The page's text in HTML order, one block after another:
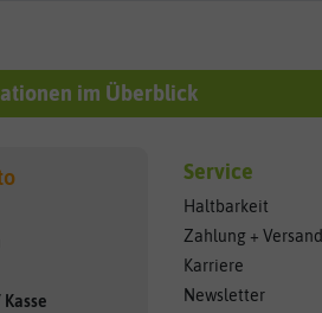
im Überblick
Kasse
Service
Haltbarkeit
Zahlung + Versand
Karriere
Newsletter